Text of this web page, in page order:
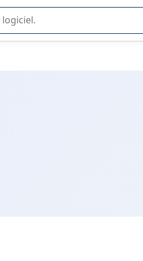
logiciel SaaS en entreprise.